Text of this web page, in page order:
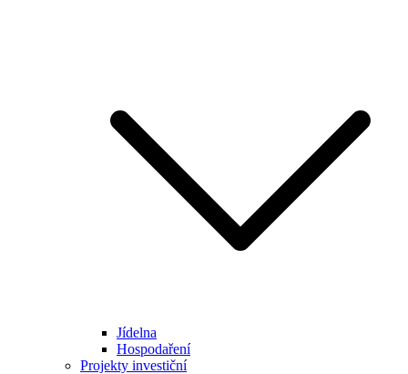
Jídelna
Hospodaření
Projekty investiční